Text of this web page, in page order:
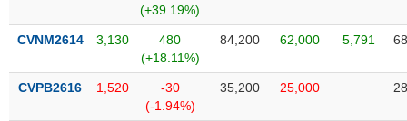
(+39.19%)
CVNM2614 3,130
480
(+18.11%)
84,200 62,000 5,791
CVPB2616 1,520
-30
(-1.94%)
35,200 25,000
ÍCH